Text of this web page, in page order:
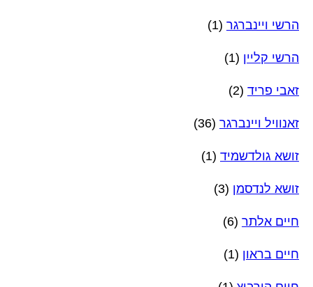
הרשי ויינברגר (1)
הרשי קליין (1)
זאבי פריד (2)
זאנוויל ויינברגר (36)
זושא גולדשמיד (1)
זושא לנדסמן (3)
חיים אלתר (6)
חיים בראון (1)